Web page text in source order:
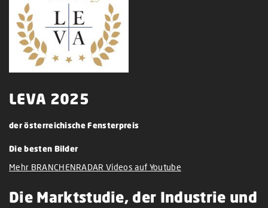
LEVA 2025
der österreichische Fensterpreis
Die besten Bilder
Mehr BRANCHENRADAR Videos auf Youtube
Die Marktstudie, der Industrie und